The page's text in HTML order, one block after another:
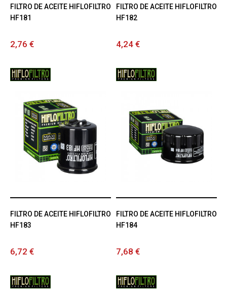
FILTRO DE ACEITE HIFLOFILTRO
HF181
2,76 €
FILTRO DE ACEITE HIFLOFILTRO
HF182
4,24 €
FILTRO DE ACEITE HIFLOFILTRO
HF183
6,72 €
FILTRO DE ACEITE HIFLOFILTRO
HF184
7,68 €